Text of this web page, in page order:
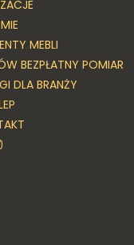
MEBLI
BEZPŁATNY POMIAR
DLA BRANŻY